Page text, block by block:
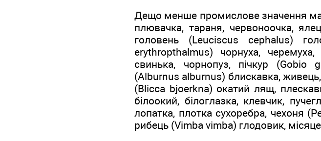
Дещо менше промислове значення
плювачка, тараня, червоноочка,
головень (Leuciscus cephalus)
erythropthalmus) чорнуха,
свинька, чорнопуз, пічкур (Gobio
(Alburnus alburnus) блискавка,
(Blicca bjoerkna) окатий лящ,
білоокий, білоглазка, клевчик,
лопатка, плотка сухоребра, чехоня
рибець (Vimba vimba) глодовик,